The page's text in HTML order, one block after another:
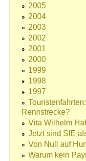
2005
2004
2003
2002
2001
2000
1999
1998
1997
Rennstrecke?
Vita Wilhelm
Jetzt sind SIE
Von Null auf
Warum kein